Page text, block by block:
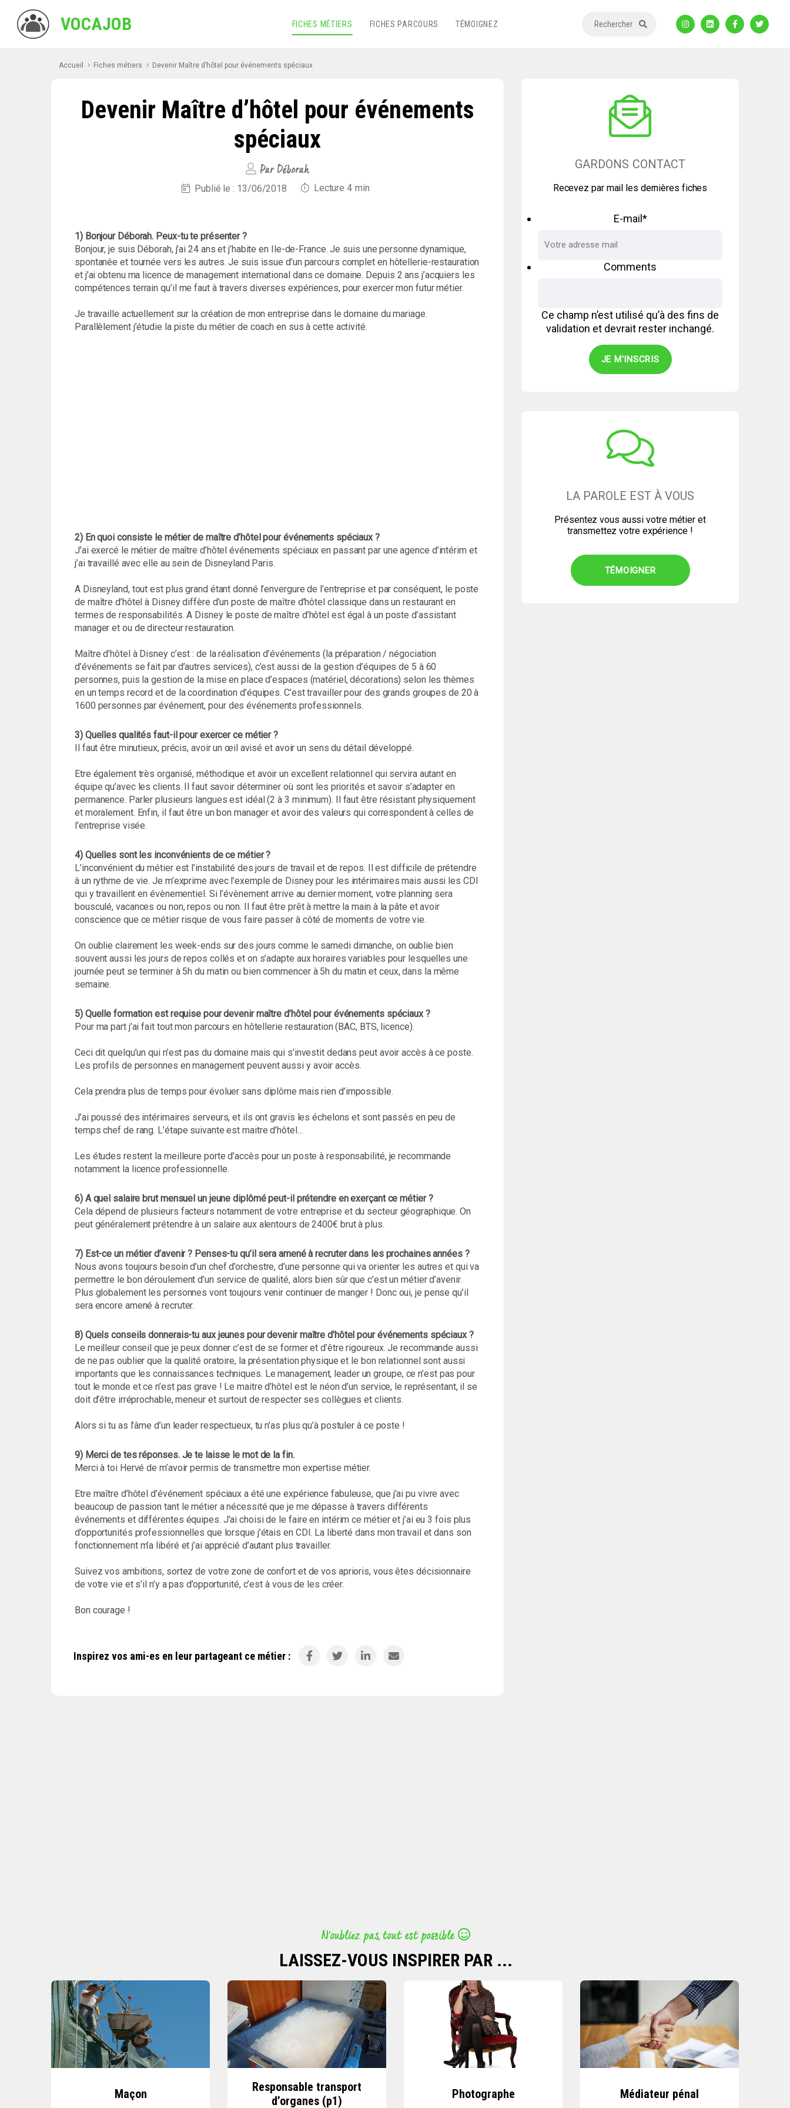
VOCAJOB FICHES MÉTIERS FICHES PARCOURS TÉMOIGNEZ Rechercher
Accueil Fiches métiers Devenir Maître d’hôtel pour événements spéciaux
Devenir Maître d’hôtel pour événements
spéciaux
Par Déborah
Publié le : 13/06/2018 Lecture4 min
1) Bonjour Déborah. Peux-tu te présenter ?
Bonjour, je suis Déborah, j’ai 24 ans et j’habite en Ile-de-France. Je suis une personne dynamique,
spontanée et tournée vers les autres. Je suis issue d’un parcours complet en hôtellerie-restauration
et j’ai obtenu ma licence de management international dans ce domaine. Depuis 2 ans j’acquiers les
compétences terrain qu’il me faut à travers diverses expériences, pour exercer mon futur métier.
Je travaille actuellement sur la création de mon entreprise dans le domaine du mariage.
Parallèlement j’étudie la piste du métier de coach en sus à cette activité.
2) En quoi consiste le métier de maître d’hôtel pour événements spéciaux ?
J’ai exercé le métier de maître d’hôtel événements spéciaux en passant par une agence d’intérim et
j’ai travaillé avec elle au sein de Disneyland Paris.
A Disneyland, tout est plus grand étant donné l’envergure de l’entreprise et par conséquent, le poste
de maître d’hôtel à Disney diffère d’un poste de maître d’hôtel classique dans un restaurant en
termes de responsabilités. A Disney le poste de maître d’hôtel est égal à un poste d’assistant
manager et ou de directeur restauration.
Maître d’hôtel à Disney c’est : de la réalisation d’événements (la préparation / négociation
d’événements se fait par d’autres services), c’est aussi de la gestion d’équipes de 5 à 60
personnes, puis la gestion de la mise en place d’espaces (matériel, décorations) selon les thèmes
en un temps record et de la coordination d’équipes. C’est travailler pour des grands groupes de 20 à
1600 personnes par événement, pour des événements professionnels.
3) Quelles qualités faut-il pour exercer ce métier ?
Il faut être minutieux, précis, avoir un œil avisé et avoir un sens du détail développé.
Etre également très organisé, méthodique et avoir un excellent relationnel qui servira autant en
équipe qu’avec les clients. Il faut savoir déterminer où sont les priorités et savoir s’adapter en
permanence. Parler plusieurs langues est idéal (2 à 3 minimum). Il faut être résistant physiquement
et moralement. Enfin, il faut être un bon manager et avoir des valeurs qui correspondent à celles de
l’entreprise visée.
4) Quelles sont les inconvénients de ce métier ?
L’inconvénient du métier est l’instabilité des jours de travail et de repos. Il est difficile de prétendre
à un rythme de vie. Je m’exprime avec l’exemple de Disney pour les intérimaires mais aussi les CDI
qui y travaillent en évènementiel. Si l’évènement arrive au dernier moment, votre planning sera
bousculé, vacances ou non, repos ou non. Il faut être prêt à mettre la main à la pâte et avoir
conscience que ce métier risque de vous faire passer à côté de moments de votre vie.
On oublie clairement les week-ends sur des jours comme le samedi dimanche, on oublie bien
souvent aussi les jours de repos collés et on s’adapte aux horaires variables pour lesquelles une
journée peut se terminer à 5h du matin ou bien commencer à 5h du matin et ceux, dans la même
semaine.
5) Quelle formation est requise pour devenir maître d’hôtel pour événements spéciaux ?
Pour ma part j’ai fait tout mon parcours en hôtellerie restauration (BAC, BTS, licence).
Ceci dit quelqu’un qui n’est pas du domaine mais qui s’investit dedans peut avoir accès à ce poste.
Les profils de personnes en management peuvent aussi y avoir accès.
Cela prendra plus de temps pour évoluer sans diplôme mais rien d’impossible.
J’ai poussé des intérimaires serveurs, et ils ont gravis les échelons et sont passés en peu de
temps chef de rang. L’étape suivante est maitre d’hôtel…
Les études restent la meilleure porte d’accès pour un poste à responsabilité, je recommande
notamment la licence professionnelle.
6) A quel salaire brut mensuel un jeune diplômé peut-il prétendre en exerçant ce métier ?
Cela dépend de plusieurs facteurs notamment de votre entreprise et du secteur géographique. On
peut généralement prétendre à un salaire aux alentours de 2400€ brut à plus.
7) Est-ce un métier d’avenir ? Penses-tu qu’il sera amené à recruter dans les prochaines années ?
Nous avons toujours besoin d’un chef d’orchestre, d’une personne qui va orienter les autres et qui va
permettre le bon déroulement d’un service de qualité, alors bien sûr que c’est un métier d’avenir.
Plus globalement les personnes vont toujours venir continuer de manger ! Donc oui, je pense qu’il
sera encore amené à recruter.
8) Quels conseils donnerais-tu aux jeunes pour devenir maître d’hôtel pour événements spéciaux ?
Le meilleur conseil que je peux donner c’est de se former et d’être rigoureux. Je recommande aussi
de ne pas oublier que la qualité oratoire, la présentation physique et le bon relationnel sont aussi
importants que les connaissances techniques. Le management, leader un groupe, ce n’est pas pour
tout le monde et ce n’est pas grave ! Le maitre d’hôtel est le néon d’un service, le représentant, il se
doit d’être irréprochable, meneur et surtout de respecter ses collègues et clients.
Alors si tu as l’âme d’un leader respectueux, tu n’as plus qu’à postuler à ce poste !
9) Merci de tes réponses. Je te laisse le mot de la fin.
Merci à toi Hervé de m’avoir permis de transmettre mon expertise métier.
Etre maître d’hôtel d’événement spéciaux a été une expérience fabuleuse, que j’ai pu vivre avec
beaucoup de passion tant le métier a nécessité que je me dépasse à travers différents
événements et différentes équipes. J’ai choisi de le faire en intérim ce métier et j’ai eu 3 fois plus
d’opportunités professionnelles que lorsque j’étais en CDI. La liberté dans mon travail et dans son
fonctionnement m’a libéré et j’ai apprécié d’autant plus travailler.
Suivez vos ambitions, sortez de votre zone de confort et de vos aprioris, vous êtes décisionnaire
de votre vie et s’il n’y a pas d’opportunité, c’est à vous de les créer.
Bon courage !
Inspirez vos ami-es en leur partageant ce métier :
GARDONS CONTACT
Recevez par mail les dernières fiches
E-mail *
Comments
Ce champ n’est utilisé qu’à des fins de
validation et devrait rester inchangé.
LA PAROLE EST À VOUS
Présentez vous aussi votre métier et
transmettez votre expérience !
TÉMOIGNER
N’oubliez pas, tout est possible
LAISSEZ-VOUS INSPIRER PAR ...
Maçon
Responsable transport
d’organes (p1)
Photographe Médiateur pénal